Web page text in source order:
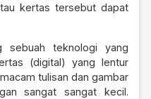
kertas tersebut dapat
sebuah teknologi yang
(digital) yang lentur
tulisan dan gambar
sangat sangat kecil.